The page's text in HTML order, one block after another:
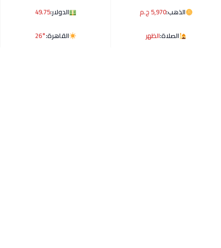
الذهب:5,970 ج.م الدولار:49.75
الصلاة:الظهر القاهرة:26°